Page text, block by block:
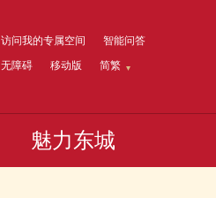
访问我的专属空间
智能问答
无障碍
移动版 简繁
魅力东城